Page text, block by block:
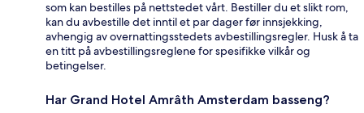
som kan bestilles på nettstedet vårt. Bestiller du et slikt rom,
kan du avbestille det inntil et par dager før innsjekking,
avhengig av overnattingsstedets avbestillingsregler. Husk å ta
en titt på avbestillingsreglene for spesifikke vilkår og
betingelser.
Har Grand Hotel Amrâth Amsterdam basseng?